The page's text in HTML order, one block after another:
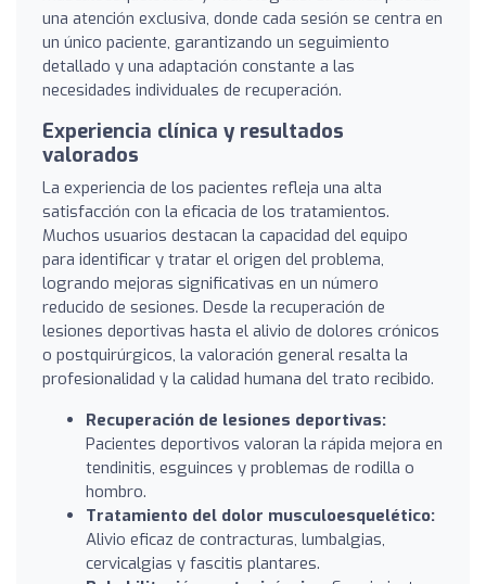
una atención exclusiva, donde cada sesión se centra en
un único paciente, garantizando un seguimiento
detallado y una adaptación constante a las
necesidades individuales de recuperación.
Experiencia clínica y resultados
valorados
La experiencia de los pacientes refleja una alta
satisfacción con la eficacia de los tratamientos.
Muchos usuarios destacan la capacidad del equipo
para identificar y tratar el origen del problema,
logrando mejoras significativas en un número
reducido de sesiones. Desde la recuperación de
lesiones deportivas hasta el alivio de dolores crónicos
o postquirúrgicos, la valoración general resalta la
profesionalidad y la calidad humana del trato recibido.
Recuperación de lesiones deportivas:
Pacientes deportivos valoran la rápida mejora en
tendinitis, esguinces y problemas de rodilla o
hombro.
Tratamiento del dolor musculoesquelético:
Alivio eficaz de contracturas, lumbalgias,
cervicalgias y fascitis plantares.